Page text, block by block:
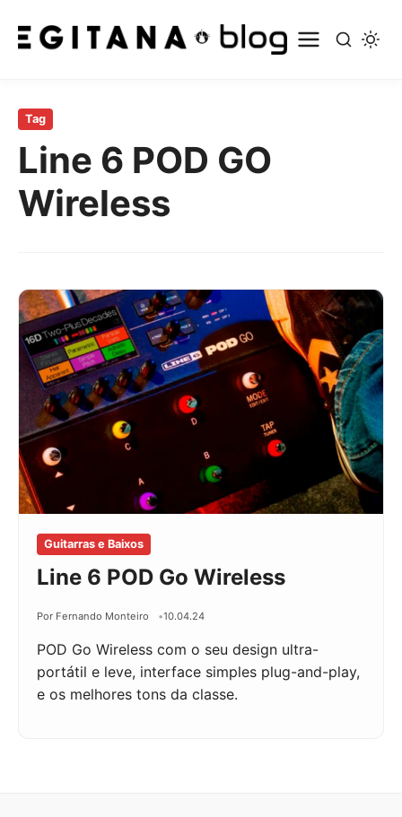
para
conteúdo
Tag
Line 6 POD GO
Wireless
Guitarras e Baixos
Line 6 POD Go Wireless
Por Fernando Monteiro 10.04.24
POD Go Wireless com o seu design ultra-
portátil e leve, interface simples plug-and-play,
e os melhores tons da classe.